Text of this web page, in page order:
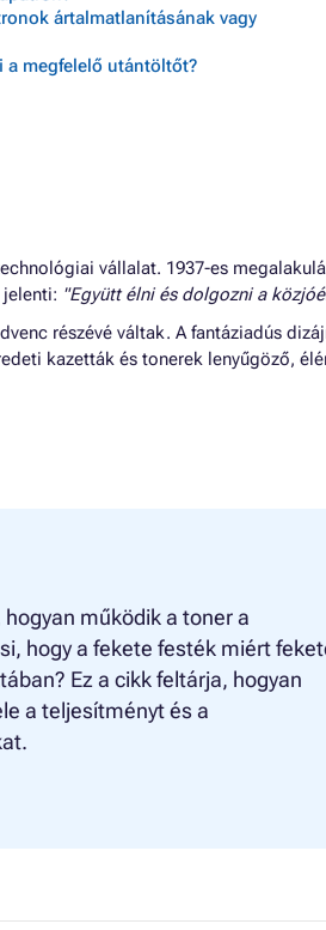
ártalmatlanításának vagy
a megfelelő utántöltőt?
vállalat. 1937-es
"Együtt élni és dolgozni a
részévé váltak. A fantáziadús
kazetták és tonerek lenyűgöző,
működik a toner a
hogy a fekete festék miért
Ez a cikk feltárja, hogyan
a teljesítményt és a